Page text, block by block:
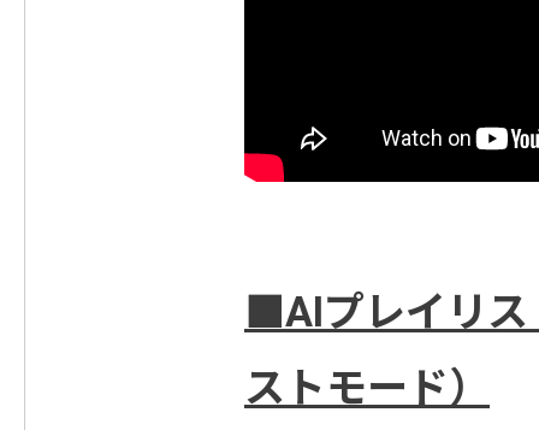
■AIプレイリ
ストモード）